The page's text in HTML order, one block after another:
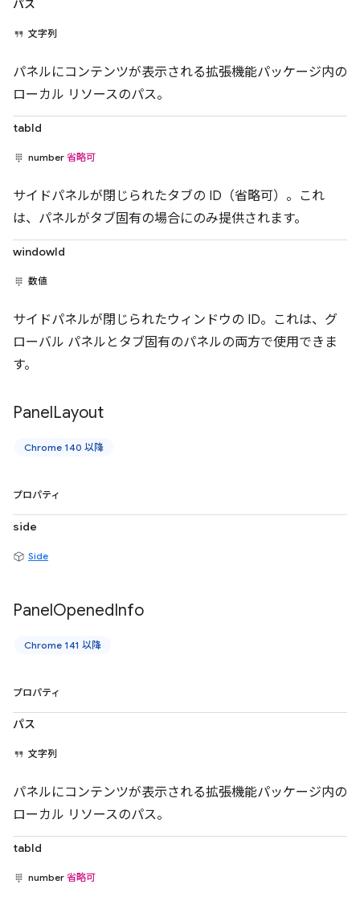
パス
文字列
パネルにコンテンツが表示される拡張機能パッケージ内の
ローカル リソースのパス。
tabId
number 省略可
サイドパネルが閉じられたタブの ID（省略可）。これ
は、パネルがタブ固有の場合にのみ提供されます。
windowId
数値
サイドパネルが閉じられたウィンドウの ID。これは、グ
ローバル パネルとタブ固有のパネルの両方で使用できま
す。
PanelLayout
Chrome 140 以降
プロパティ
side
Side
PanelOpenedInfo
Chrome 141 以降
プロパティ
パス
文字列
パネルにコンテンツが表示される拡張機能パッケージ内の
ローカル リソースのパス。
tabId
number 省略可